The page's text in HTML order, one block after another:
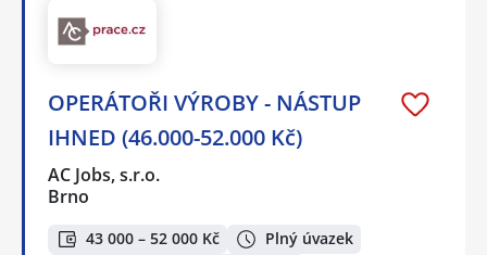
OPERÁTOŘI VÝROBY - NÁSTUP
IHNED (46.000-52.000 Kč)
AC Jobs, s.r.o.
Brno
43 000 – 52 000 Kč
Plný úvazek